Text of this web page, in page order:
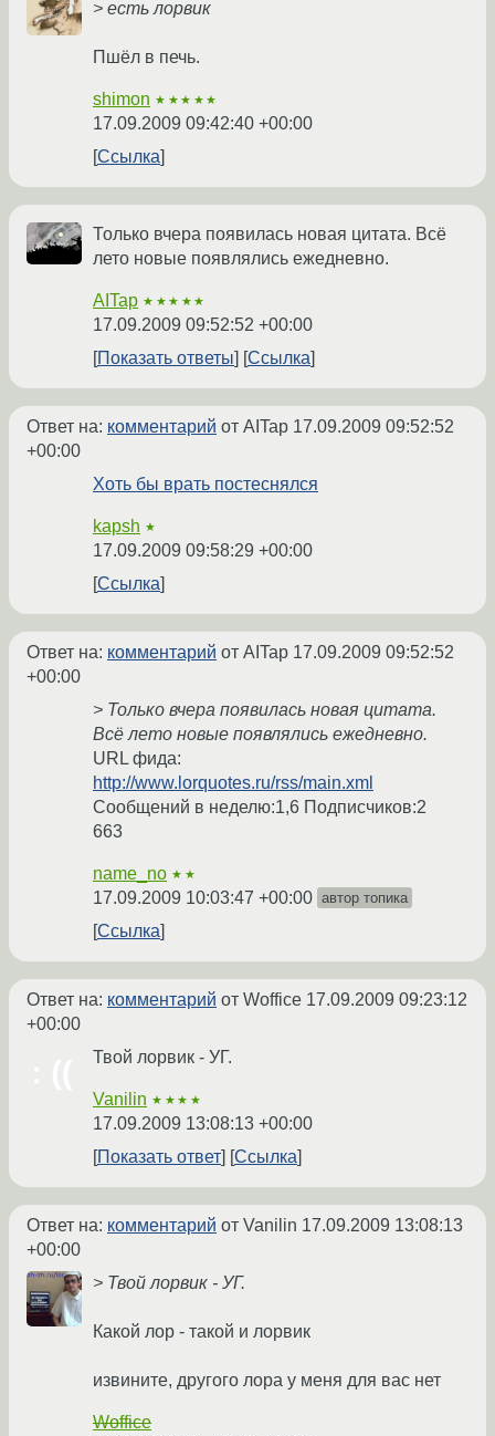
> есть лорвик
Пшёл в печь.
shimon ★★★★★
17.09.2009 09:42:40 +00:00
Ссылка
Только вчера появилась новая цитата. Всё
лето новые появлялись ежедневно.
AITap ★★★★★
17.09.2009 09:52:52 +00:00
Показать ответы
Ссылка
Ответ на: комментарий от AITap 17.09.2009 09:52:52
+00:00
Хоть бы врать постеснялся
kapsh ★
17.09.2009 09:58:29 +00:00
Ссылка
Ответ на: комментарий от AITap 17.09.2009 09:52:52
+00:00
> Только вчера появилась новая цитата.
Всё лето новые появлялись ежедневно.
URL фида:
http://www.lorquotes.ru/rss/main.xml
Сообщений в неделю:1,6 Подписчиков:2
663
name_no ★★
17.09.2009 10:03:47 +00:00 автор топика
Ссылка
Ответ на: комментарий от Woffice 17.09.2009 09:23:12
+00:00
Твой лорвик - УГ.
Vanilin ★★★★
17.09.2009 13:08:13 +00:00
Показать ответ
Ссылка
Ответ на: комментарий от Vanilin 17.09.2009 13:08:13
+00:00
> Твой лорвик - УГ.
Какой лор - такой и лорвик
извините, другого лора у меня для вас нет
Woffice